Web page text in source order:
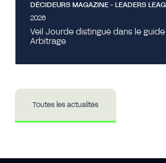
DÉCIDEURS MAGAZINE - LEADERS
2026
Veil Jourde distingué dans le
Arbitrage
Toutes les actualités